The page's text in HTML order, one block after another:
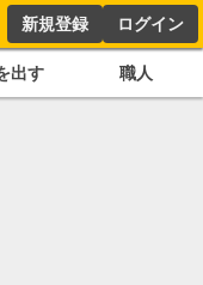
新規登録 ログイン
出す 職人